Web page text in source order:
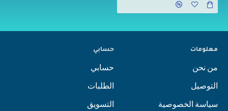
معلومات
من نحن
التوصيل
سياسة الخصوصية
حسابي
حسابي
الطلبات
التسويق